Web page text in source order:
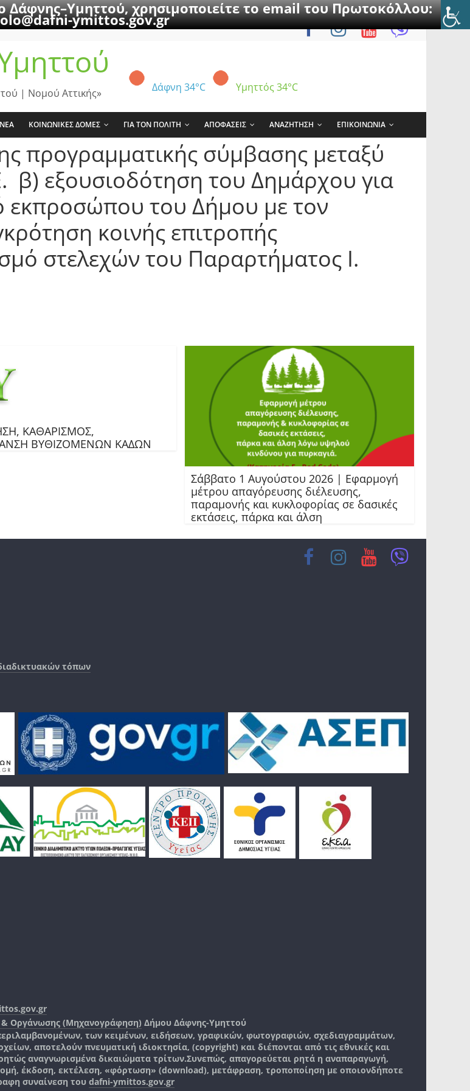
Δάφνης–Υμηττού, χρησιμοποιείτε το email του Πρωτοκόλλου:
ymittos.gov.gr
Δάφνη 34°C Υμηττός 34°C
| Νομού Αττικής»
ΚΟΙΝΩΝΙΚΕΣ ΔΟΜΕΣ ΓΙΑ ΤΟΝ ΠΟΛΙΤΗ ΑΠΟΦΑΣΕΙΣ ΑΝΑΖΗΤΗΣΗ ΕΠΙΚΟΙΝΩΝΙΑ
προγραμματικής σύμβασης μεταξύ
β) εξουσιοδότηση του Δημάρχου για
εκπροσώπου του Δήμου με τον
κοινής επιτροπής
στελεχών του Παραρτήματος Ι.
ΚΑΘΑΡΙΣΜΟΣ,
ΒΥΘΙΖΟΜΕΝΩΝ ΚΑΔΩΝ
Σάββατο 1 Αυγούστου 2026 | Εφαρμογή
μέτρου απαγόρευσης διέλευσης,
παραμονής και κυκλοφορίας σε δασικές
εκτάσεις, πάρκα και άλση
τόπων
Οργάνωσης (Μηχανογράφηση) Δήμου Δάφνης-Υμηττού
των κειμένων, ειδήσεων, γραφικών, φωτογραφιών, σχεδιαγραμμάτων,
αποτελούν πνευματική ιδιοκτησία, (copyright) και διέπονται από τις εθνικές και
αναγνωρισμένα δικαιώματα τρίτων.Συνεπώς, απαγορεύεται ρητά η αναπαραγωγή,
έκδοση, εκτέλεση, «φόρτωση» (download), μετάφραση, τροποποίηση με οποιονδήποτε
συναίνεση του dafni-ymittos.gov.gr